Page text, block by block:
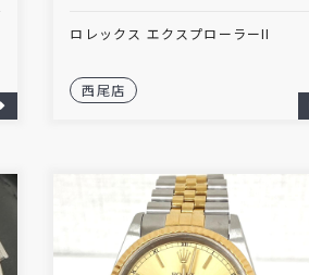
ロレックス エクスプローラーII
西尾店